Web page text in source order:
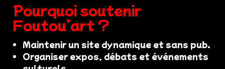
Pourquoi soutenir
Foutou’art ?
Maintenir un site dynamique et sans pub.
Organiser expos, débats et événements